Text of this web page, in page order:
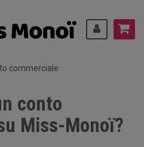
commerciale
conto
Miss-Monoï?